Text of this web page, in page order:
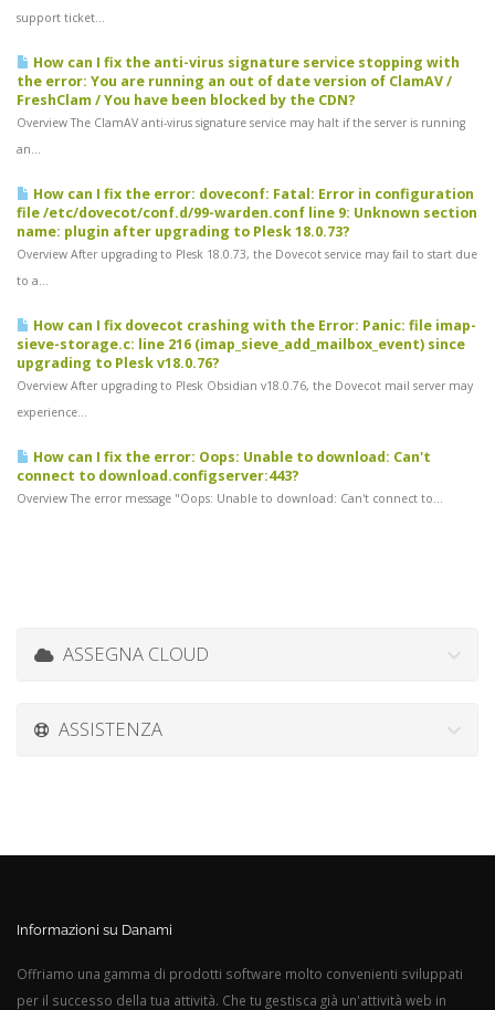
support ticket...
How can I fix the anti-virus signature service stopping with
the error: You are running an out of date version of ClamAV /
FreshClam / You have been blocked by the CDN?
Overview The ClamAV anti-virus signature service may halt if the server is running
an...
How can I fix the error: doveconf: Fatal: Error in configuration
file /etc/dovecot/conf.d/99-warden.conf line 9: Unknown section
name: plugin after upgrading to Plesk 18.0.73?
Overview After upgrading to Plesk 18.0.73, the Dovecot service may fail to start due
to a...
How can I fix dovecot crashing with the Error: Panic: file imap-
sieve-storage.c: line 216 (imap_sieve_add_mailbox_event) since
upgrading to Plesk v18.0.76?
Overview After upgrading to Plesk Obsidian v18.0.76, the Dovecot mail server may
experience...
How can I fix the error: Oops: Unable to download: Can't
connect to download.configserver:443?
Overview The error message "Oops: Unable to download: Can't connect to...
ASSEGNA CLOUD
ASSISTENZA
Informazioni su Danami
Offriamo una gamma di prodotti software molto convenienti sviluppati
per il successo della tua attività. Che tu gestisca già un'attività web in